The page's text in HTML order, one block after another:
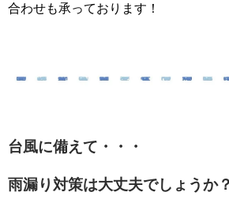
合わせも承っております！
台風に備えて・・・
雨漏り対策は大丈夫でしょうか